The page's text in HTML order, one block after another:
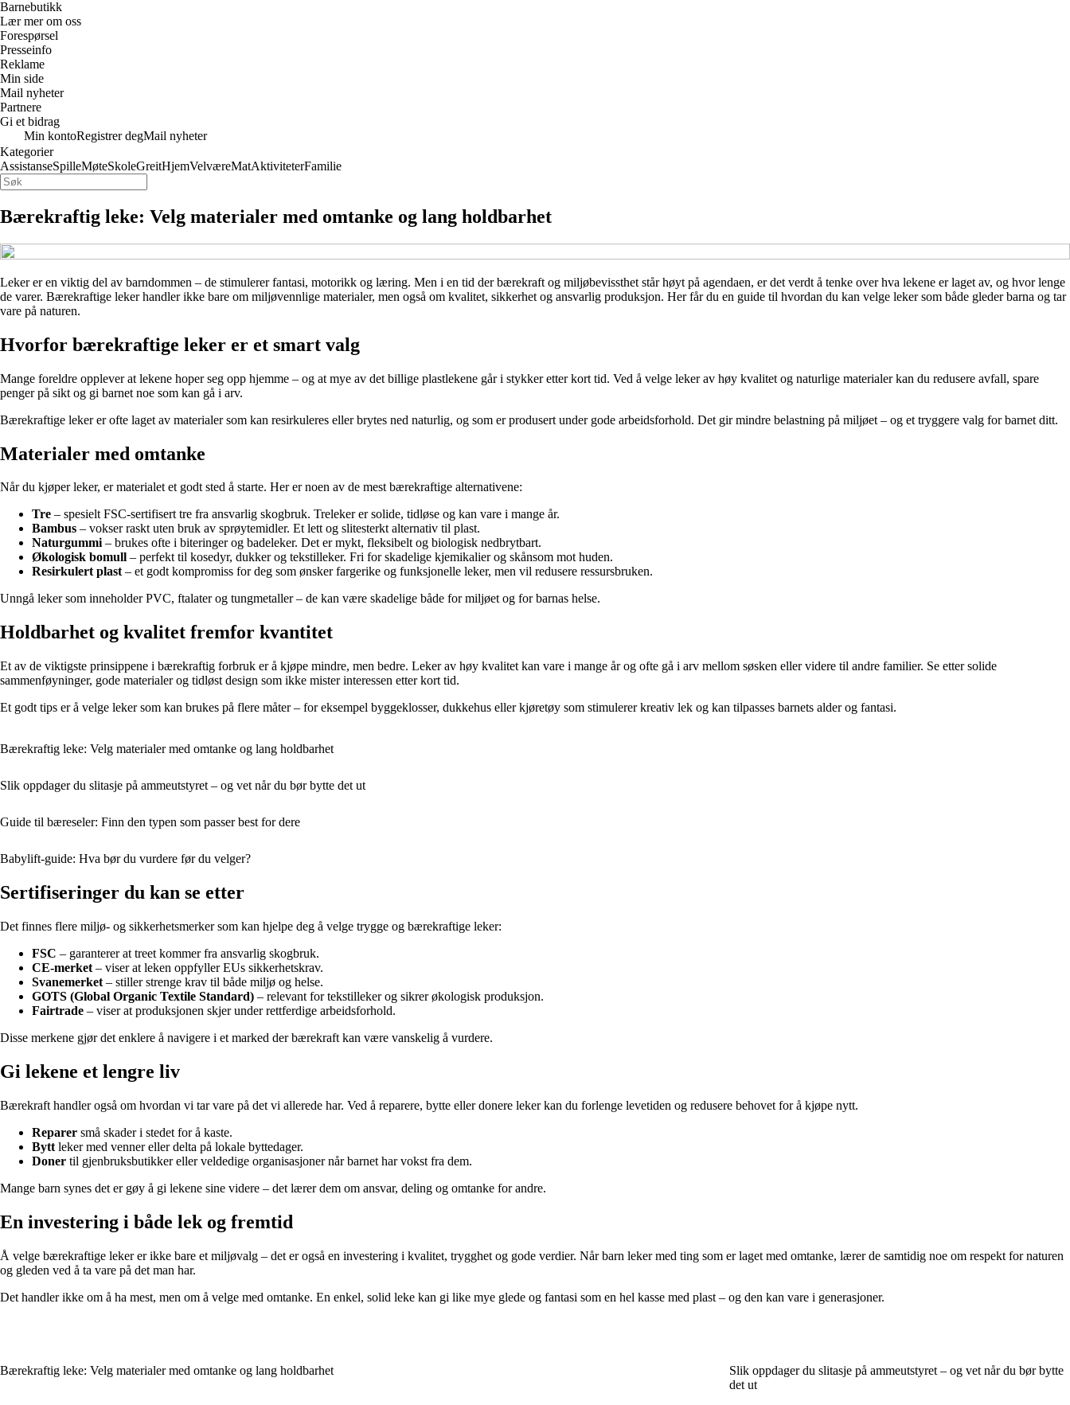
Barnebutikk
Lær mer om oss
Forespørsel
Presseinfo
Reklame
Min side
Mail nyheter
Partnere
Gi et bidrag
Min kontoRegistrer degMail nyheter
Kategorier
AssistanseSpilleMøteSkoleGreitHjemVelværeMatAktiviteterFamilie
Bærekraftig leke: Velg materialer med omtanke og lang holdbarhet
Leker er en viktig del av barndommen – de stimulerer fantasi, motorikk og læring. Men i en tid der bærekraft og miljøbevissthet står høyt på agendaen, er det verdt å tenke over hva lekene er laget av, og hvor lenge
de varer. Bærekraftige leker handler ikke bare om miljøvennlige materialer, men også om kvalitet, sikkerhet og ansvarlig produksjon. Her får du en guide til hvordan du kan velge leker som både gleder barna og tar
vare på naturen.
Hvorfor bærekraftige leker er et smart valg
Mange foreldre opplever at lekene hoper seg opp hjemme – og at mye av det billige plastlekene går i stykker etter kort tid. Ved å velge leker av høy kvalitet og naturlige materialer kan du redusere avfall, spare
penger på sikt og gi barnet noe som kan gå i arv.
Bærekraftige leker er ofte laget av materialer som kan resirkuleres eller brytes ned naturlig, og som er produsert under gode arbeidsforhold. Det gir mindre belastning på miljøet – og et tryggere valg for barnet ditt.
Materialer med omtanke
Når du kjøper leker, er materialet et godt sted å starte. Her er noen av de mest bærekraftige alternativene:
Tre – spesielt FSC-sertifisert tre fra ansvarlig skogbruk. Treleker er solide, tidløse og kan vare i mange år.
Bambus – vokser raskt uten bruk av sprøytemidler. Et lett og slitesterkt alternativ til plast.
Naturgummi– brukes ofte i biteringer og badeleker. Det er mykt, fleksibelt og biologisk nedbrytbart.
Økologisk bomull – perfekt til kosedyr, dukker og tekstilleker. Fri for skadelige kjemikalier og skånsom mot huden.
Resirkulert plast– et godt kompromiss for deg som ønsker fargerike og funksjonelle leker, men vil redusere ressursbruken.
Unngå leker som inneholder PVC, ftalater og tungmetaller – de kan være skadelige både for miljøet og for barnas helse.
Holdbarhet og kvalitet fremfor kvantitet
Et av de viktigste prinsippene i bærekraftig forbruk er å kjøpe mindre, men bedre. Leker av høy kvalitet kan vare i mange år og ofte gå i arv mellom søsken eller videre til andre familier. Se etter solide
sammenføyninger, gode materialer og tidløst design som ikke mister interessen etter kort tid.
Et godt tips er å velge leker som kan brukes på flere måter – for eksempel byggeklosser, dukkehus eller kjøretøy som stimulerer kreativ lek og kan tilpasses barnets alder og fantasi.
Bærekraftig leke: Velg materialer med omtanke og lang holdbarhet
Slik oppdager du slitasje på ammeutstyret – og vet når du bør bytte det ut
Guide til bæreseler: Finn den typen som passer best for dere
Babylift-guide: Hva bør du vurdere før du velger?
Sertifiseringer du kan se etter
Det finnes flere miljø- og sikkerhetsmerker som kan hjelpe deg å velge trygge og bærekraftige leker:
FSC – garanterer at treet kommer fra ansvarlig skogbruk.
CE-merket – viser at leken oppfyller EUs sikkerhetskrav.
Svanemerket – stiller strenge krav til både miljø og helse.
GOTS (Global Organic Textile Standard) – relevant for tekstilleker og sikrer økologisk produksjon.
Fairtrade – viser at produksjonen skjer under rettferdige arbeidsforhold.
Disse merkene gjør det enklere å navigere i et marked der bærekraft kan være vanskelig å vurdere.
Gi lekene et lengre liv
Bærekraft handler også om hvordan vi tar vare på det vi allerede har. Ved å reparere, bytte eller donere leker kan du forlenge levetiden og redusere behovet for å kjøpe nytt.
Reparer små skader i stedet for å kaste.
Bytt leker med venner eller delta på lokale byttedager.
Doner til gjenbruksbutikker eller veldedige organisasjoner når barnet har vokst fra dem.
Mange barn synes det er gøy å gi lekene sine videre – det lærer dem om ansvar, deling og omtanke for andre.
En investering i både lek og fremtid
Å velge bærekraftige leker er ikke bare et miljøvalg – det er også en investering i kvalitet, trygghet og gode verdier. Når barn leker med ting som er laget med omtanke, lærer de samtidig noe om respekt for naturen
og gleden ved å ta vare på det man har.
Det handler ikke om å ha mest, men om å velge med omtanke. En enkel, solid leke kan gi like mye glede og fantasi som en hel kasse med plast – og den kan vare i generasjoner.
Bærekraftig leke: Velg materialer med omtanke og lang holdbarhet
Slik oppdager du slitasje på ammeutstyret – og vet når du bør bytte
det ut